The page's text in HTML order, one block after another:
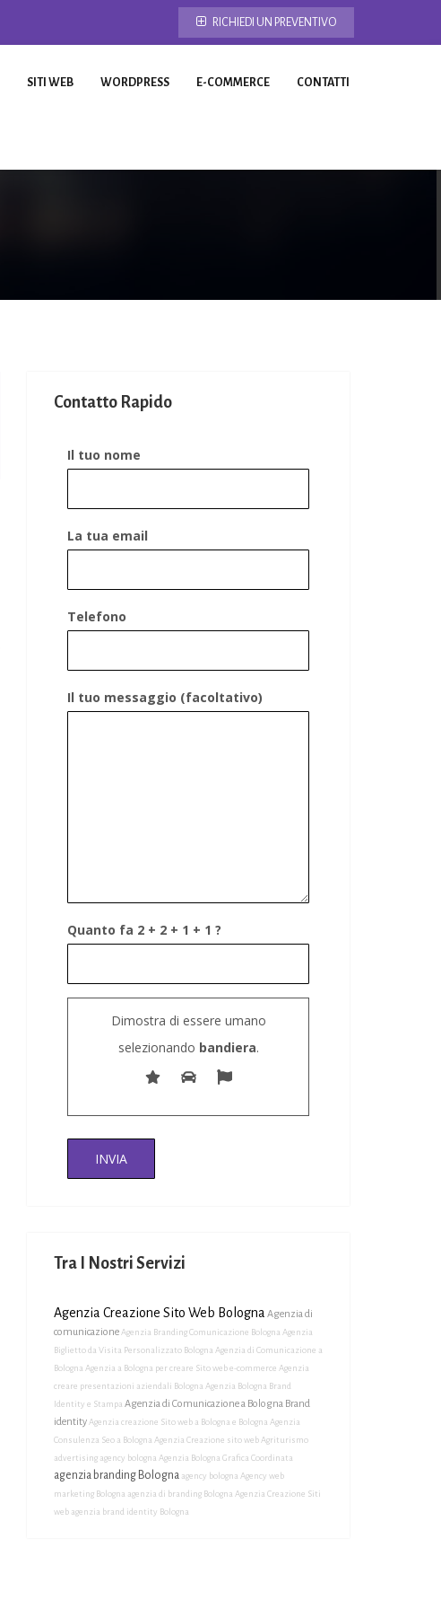
RICHIEDI UN PREVENTIVO
SITI WEB WORDPRESS E-COMMERCE CONTATTI
Contatto Rapido
Il tuo nome
La tua email
Telefono
Il tuo messaggio (facoltativo)
Quanto fa 2 + 2 + 1 + 1 ?
Dimostra di essere umano
selezionando bandiera.
Tra I Nostri Servizi
Agenzia Creazione Sito Web Bologna Agenzia di
comunicazione Agenzia Branding Comunicazione Bologna Agenzia
Biglietto da Visita Personalizzato Bologna Agenzia di Comunicazione a
Bologna Agenzia a Bologna per creare Sito web e-commerce Agenzia
creare presentazioni aziendali Bologna Agenzia Bologna Brand
Identity e Stampa Agenzia di Comunicazione a Bologna Brand
identity Agenzia creazione Sito web a Bologna e Bologna Agenzia
Consulenza Seo a Bologna Agenzia Creazione sito web Agriturismo
advertising agency bologna Agenzia Bologna Grafica Coordinata
agenzia branding Bologna agency bologna Agency web
marketing Bologna agenzia di branding Bologna Agenzia Creazione Siti
web agenzia brand identity Bologna